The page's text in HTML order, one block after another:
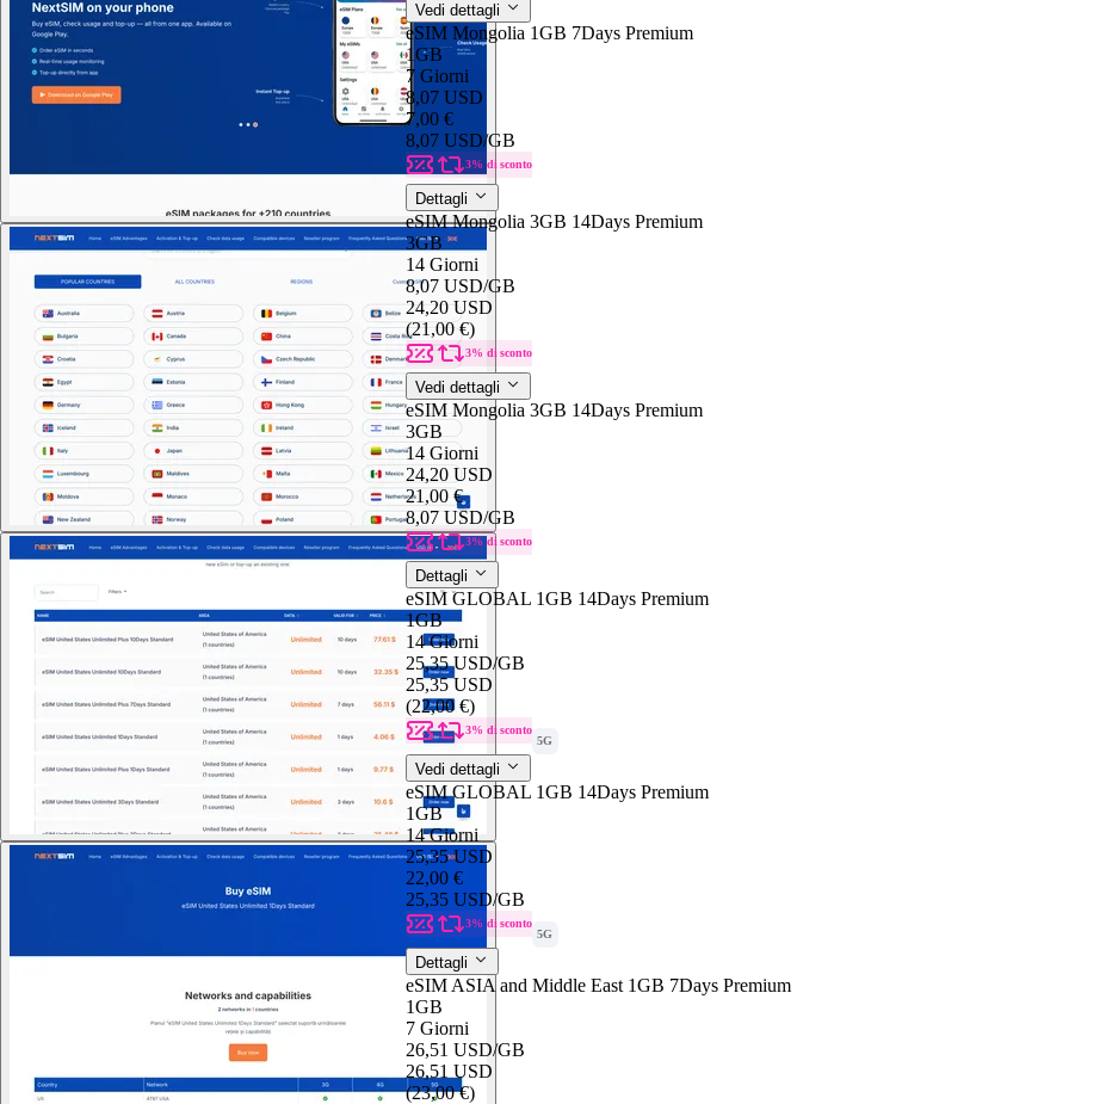
Vedi dettagli
eSIM Mongolia 1GB 7Days Premium
1GB
7 Giorni
8,07 USD
7,00 €
8,07 USD/GB
3% di sconto
Dettagli
eSIM Mongolia 3GB 14Days Premium
3GB
14 Giorni
8,07 USD/GB
24,20 USD
(21,00 €)
3% di sconto
Vedi dettagli
eSIM Mongolia 3GB 14Days Premium
3GB
14 Giorni
24,20 USD
21,00 €
8,07 USD/GB
3% di sconto
Dettagli
eSIM GLOBAL 1GB 14Days Premium
1GB
14 Giorni
25,35 USD/GB
25,35 USD
(22,00 €)
3% di sconto
5G
Vedi dettagli
eSIM GLOBAL 1GB 14Days Premium
1GB
14 Giorni
25,35 USD
22,00 €
25,35 USD/GB
3% di sconto
5G
Dettagli
eSIM ASIA and Middle East 1GB 7Days Premium
1GB
7 Giorni
26,51 USD/GB
26,51 USD
(23,00 €)